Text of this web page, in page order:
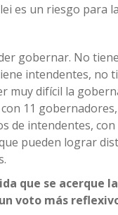
es un riesgo para
gobernar. No tiene
intendentes, no
muy difícil la
11
de intendentes,
pueden lograr
que se acerque
voto más